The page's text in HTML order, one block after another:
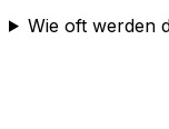
Wie oft werden